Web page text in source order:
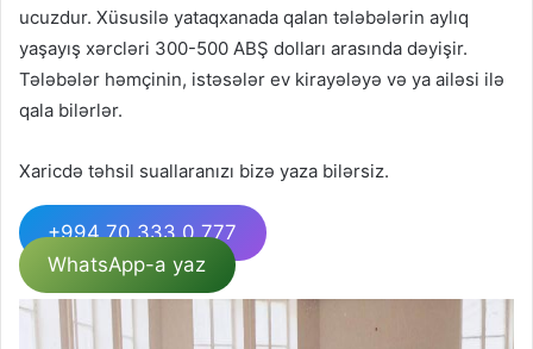
ucuzdur. Xüsusilə yataqxanada qalan tələbələrin aylıq
yaşayış xərcləri 300-500 ABŞ dolları arasında dəyişir.
Tələbələr həmçinin, istəsələr ev kirayələyə və ya ailəsi ilə
qala bilərlər.
Xaricdə təhsil suallaranızı bizə yaza bilərsiz.
+994 70 333 0 777
WhatsApp-a yaz